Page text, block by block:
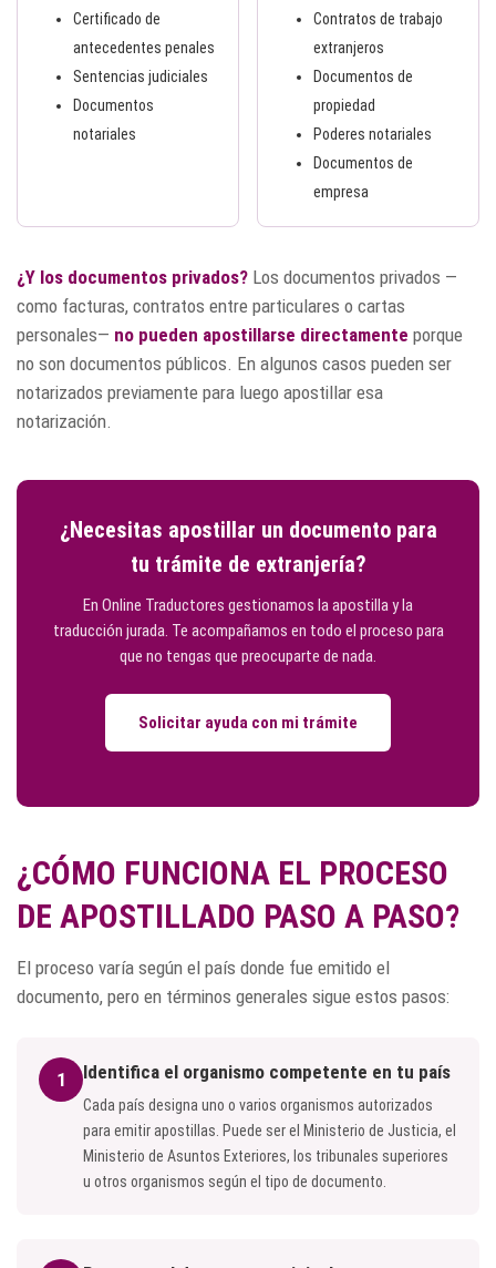
Certificado de
antecedentes penales
Sentencias judiciales
Documentos
notariales
Contratos de trabajo
extranjeros
Documentos de
propiedad
Poderes notariales
Documentos de
empresa
¿Y los documentos privados? Los documentos privados —
como facturas, contratos entre particulares o cartas
personales— no pueden apostillarse directamente porque
no son documentos públicos. En algunos casos pueden ser
notarizados previamente para luego apostillar esa
notarización.
¿Necesitas apostillar un documento para
tu trámite de extranjería?
En Online Traductores gestionamos la apostilla y la
traducción jurada. Te acompañamos en todo el proceso para
que no tengas que preocuparte de nada.
Solicitar ayuda con mi trámite
¿CÓMO FUNCIONA EL PROCESO
DE APOSTILLADO PASO A PASO?
El proceso varía según el país donde fue emitido el
documento, pero en términos generales sigue estos pasos:
1 Identifica el organismo competente en tu país
Cada país designa uno o varios organismos autorizados
para emitir apostillas. Puede ser el Ministerio de Justicia, el
Ministerio de Asuntos Exteriores, los tribunales superiores
u otros organismos según el tipo de documento.